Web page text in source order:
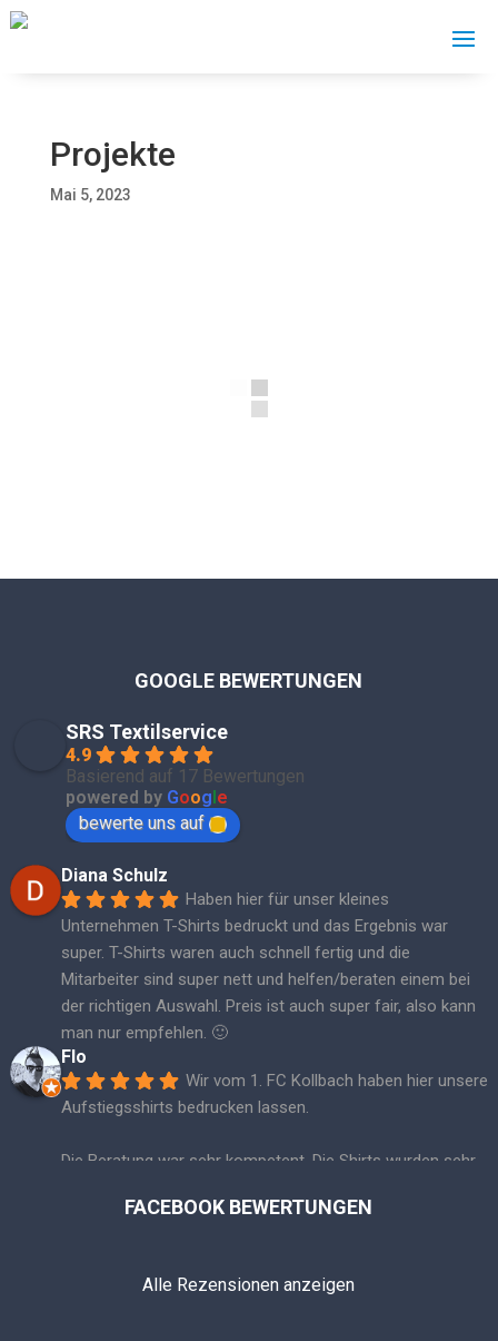
Projekte
Mai 5, 2023
GOOGLE BEWERTUNGEN
SRS Textilservice
4.9
Basierend auf 17 Bewertungen
powered by Google
bewerte uns auf
Diana Schulz
Haben hier für unser kleines
Unternehmen T-Shirts bedruckt und das Ergebnis war
super. T-Shirts waren auch schnell fertig und die
Mitarbeiter sind super nett und helfen/beraten einem bei
der richtigen Auswahl. Preis ist auch super fair, also kann
man nur empfehlen. 🙂
Flo
Wir vom 1. FC Kollbach haben hier unsere
Aufstiegsshirts bedrucken lassen.
Die Beratung war sehr kompetent. Die Shirts wurden sehr
Empfehlung! ☺️👍🏼🏆
mit seiner Arbeit. Absolut Zuverlässig 👍👍⚽️⚽️
FACEBOOK BEWERTUNGEN
Alle Rezensionen anzeigen